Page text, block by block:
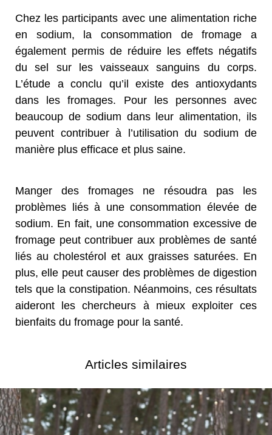
Chez les participants avec une alimentation riche
en sodium, la consommation de fromage a
également permis de réduire les effets négatifs
du sel sur les vaisseaux sanguins du corps.
L’étude a conclu qu’il existe des antioxydants
dans les fromages. Pour les personnes avec
beaucoup de sodium dans leur alimentation, ils
peuvent contribuer à l’utilisation du sodium de
manière plus efficace et plus saine.
Manger des fromages ne résoudra pas les
problèmes liés à une consommation élevée de
sodium. En fait, une consommation excessive de
fromage peut contribuer aux problèmes de santé
liés au cholestérol et aux graisses saturées. En
plus, elle peut causer des problèmes de digestion
tels que la constipation. Néanmoins, ces résultats
aideront les chercheurs à mieux exploiter ces
bienfaits du fromage pour la santé.
Articles similaires